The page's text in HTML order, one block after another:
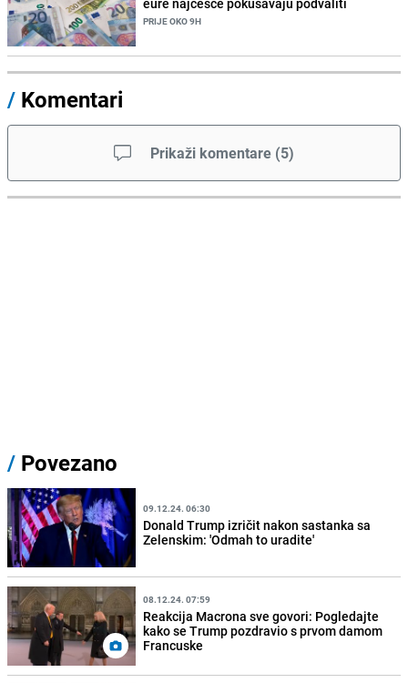
PRIJE OKO 9H
/ Komentari
Prikaži komentare (5)
/ Povezano
09.12.24. 06:30
Donald Trump izričit nakon sastanka sa
Zelenskim: 'Odmah to uradite'
08.12.24. 07:59
Reakcija Macrona sve govori: Pogledajte
kako se Trump pozdravio s prvom damom
Francuske